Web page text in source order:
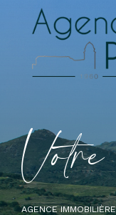
Votre
AGENCE